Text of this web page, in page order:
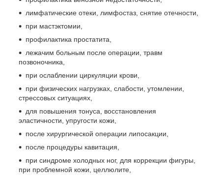
лимфатические отеки, лимфостаз, снятие отечности,
при мастэктомии,
профилактика простатита,
лежачим больным после операции, травм
позвоночника,
при ослаблении циркуляции крови,
при физических нагрузках, слабости, утомлении,
стрессовых ситуациях,
для повышения тонуса, восстановления
эластичности, упругости кожи,
после хирургической операции липосакции,
после процедуры кавитация,
при синдроме холодных ног, для коррекции фигуры,
при проблемной кожи, целлюлите,